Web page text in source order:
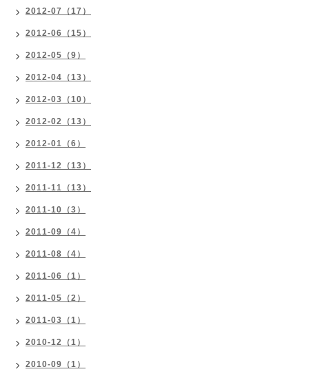
2012-07（17）
2012-06（15）
2012-05（9）
2012-04（13）
2012-03（10）
2012-02（13）
2012-01（6）
2011-12（13）
2011-11（13）
2011-10（3）
2011-09（4）
2011-08（4）
2011-06（1）
2011-05（2）
2011-03（1）
2010-12（1）
2010-09（1）